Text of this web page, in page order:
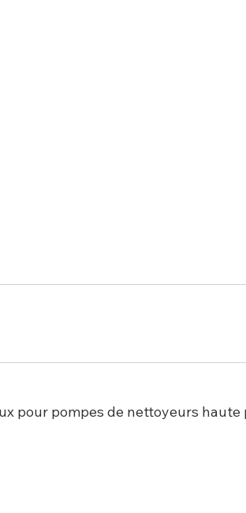
pour pompes de nettoyeurs haute